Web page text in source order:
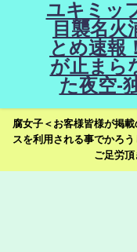
ユキミッ
目襲名火
とめ速報
が止まら
た夜空-
腐女子＜お客様皆様が掲
スを利用される事でかろ
ご足労頂